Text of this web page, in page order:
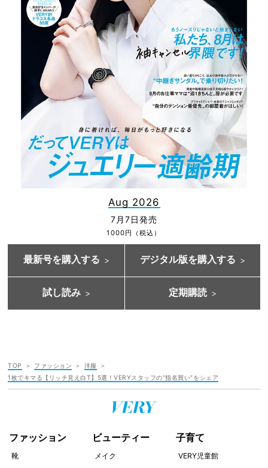
Aug 2026
7月7日発売
1000円（税込）
最新号を購入する デジタル版を購入する
試し読み 定期購読
TOP ファッション
洋服
1枚でキマる【リッチ見え白T】5選！VERYスタッフの“指名買い”をシェア
ファッション
靴
ビューティー
メイク
子育て
VERY児童館